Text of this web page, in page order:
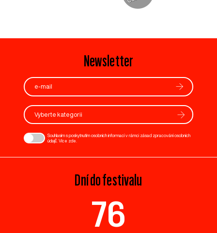
Newsletter
Vyberte kategorii
Souhlasím s poskytnutím osobních informací v rámci zásad zpracování osobních
údajů. Více zde
Dní do festivalu
76